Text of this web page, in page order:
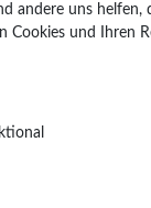
andere uns helfen,
Cookies und Ihren